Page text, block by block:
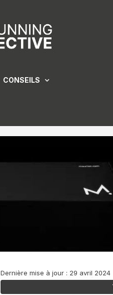
CONSEILS
Dernière mise à jour : 29 avril 2024